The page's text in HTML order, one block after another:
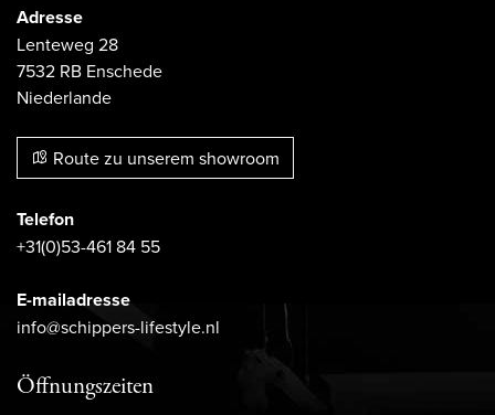
Adresse
Lenteweg 28
7532 RB Enschede
Niederlande
Route zu unserem showroom
Telefon
+31(0)53-461 84 55
E-mailadresse
info@schippers-lifestyle.nl
Öffnungszeiten